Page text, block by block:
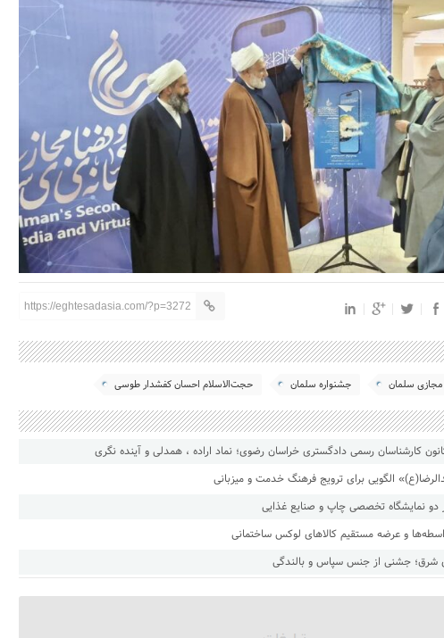
https://eghtesadasia.com/?p=3272
مجازی سلمان جشنواره سلمان حجت‌الاسلام احسان کفشدار طوسی
کارشناسان رسمی دادگستری خراسان رضوی؛ نماد اراده ، همدلی و آینده نگری
الگویی برای ترویج فرهنگ خدمت و میزبانی
و عرضه مستقیم کالاهای لوکس ساختمانی
شرق؛ جشنی از جنس سپاس و بالندگی